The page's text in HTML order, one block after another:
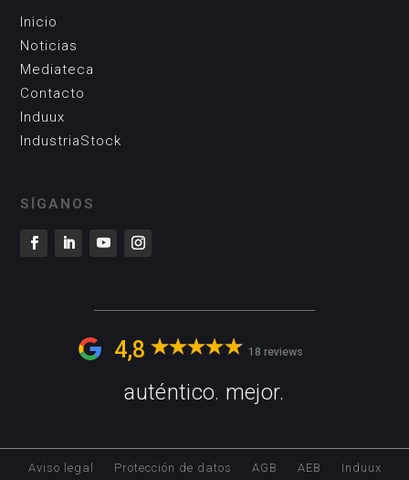
Inicio
Noticias
Mediateca
Contacto
Induux
IndustriaStock
SÍGANOS
4,8 18 reviews
auténtico. mejor.
Aviso legal Protección de datos AGB AEB Induux